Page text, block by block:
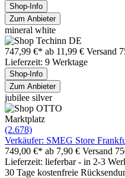
Shop-Info
Zum Anbieter
mineral white
747,99 €* ab 11,99 € Versand
Lieferzeit: 9 Werktage
Shop-Info
Zum Anbieter
jubilee silver
Marktplatz
(2.678)
Verkäufer: SMEG Store
749,00 €* ab 7,90 € Versand
Lieferzeit: lieferbar - in 2-3
30 Tage kostenfreie